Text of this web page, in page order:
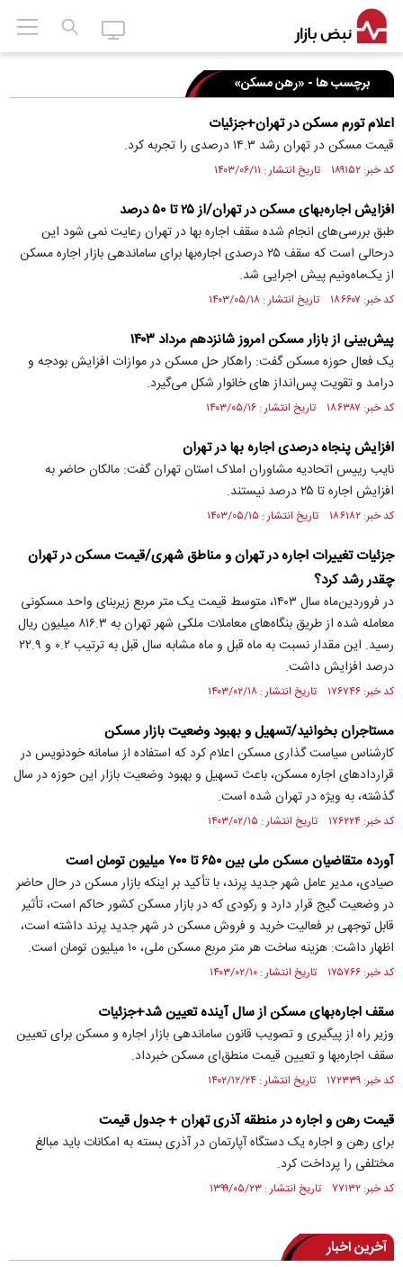
برچسب ها - «رهن مسکن»
اعلام تورم مسکن در تهران+جزئیات
قیمت مسکن در تهران رشد ۱۴.۳ درصدی را تجربه کرد.
کد خبر: ۱۸۹۱۵۲ تاریخ انتشار : ۱۴۰۳/۰۶/۱۱
افزایش اجاره‌بهای مسکن در تهران/از ۲۵ تا ۵۰ درصد
طبق بررسی‌های انجام شده سقف اجاره بها در تهران رعایت نمی شود این
درحالی است که سقف ۲۵ درصدی اجاره‌بها برای ساماندهی بازار اجاره مسکن
از یک‌ماه‌ونیم پیش اجرایی شد.
کد خبر: ۱۸۶۶۰۷ تاریخ انتشار : ۱۴۰۳/۰۵/۱۸
پیش‌بینی از بازار مسکن امروز شانزدهم مرداد ۱۴۰۳
یک فعال حوزه مسکن گفت: راهکار حل مسکن در موازات افزایش بودجه و
درامد و تقویت پس‌انداز های خانوار شکل می‌گیرد.
کد خبر: ۱۸۶۳۸۷ تاریخ انتشار : ۱۴۰۳/۰۵/۱۶
افزایش پنجاه درصدی اجاره بها در تهران
نایب رییس اتحادیه مشاوران املاک استان تهران گفت: مالکان حاضر به
افزایش اجاره تا ٢۵ درصد نیستند.
کد خبر: ۱۸۶۱۸۲ تاریخ انتشار : ۱۴۰۳/۰۵/۱۵
جزئیات تغییرات اجاره در تهران و مناطق شهری/قیمت مسکن در تهران
چقدر رشد کرد؟
در فروردین‌ماه سال ۱۴۰۳، متوسط قیمت یک متر مربع زیربنای واحد مسکونی
معامله شده از طریق بنگاه‌های معاملات ملکی شهر تهران به ۸۱۶.۳ میلیون ریال
رسید. این مقدار نسبت به ماه قبل و ماه مشابه سال قبل به ترتیب ۰.۲ و ۲۲.۹
درصد افزایش داشت.
کد خبر: ۱۷۶۷۴۶ تاریخ انتشار : ۱۴۰۳/۰۲/۱۸
مستاجران بخوانید/تسهیل و بهبود وضعیت بازار مسکن
کارشناس سیاست گذاری مسکن اعلام کرد که استفاده از سامانه خودنویس در
قراردادهای اجاره مسکن، باعث تسهیل و بهبود وضعیت بازار این حوزه در سال
گذشته، به ویژه در تهران شده است.
کد خبر: ۱۷۶۲۲۴ تاریخ انتشار : ۱۴۰۳/۰۲/۱۵
آورده متقاضیان مسکن ملی بین ۶۵۰ تا ۷۰۰ میلیون تومان است
صیادی، مدیر عامل شهر جدید پرند، با تأکید بر اینکه بازار مسکن در حال حاضر
در وضعیت گیج قرار دارد و رکودی که در بازار مسکن کشور حاکم است، تأثیر
قابل توجهی بر فعالیت خرید و فروش مسکن در شهر جدید پرند داشته است،
اظهار داشت: هزینه ساخت هر متر مربع مسکن ملی، ۱۰ میلیون تومان است.
کد خبر: ۱۷۵۷۶۶ تاریخ انتشار : ۱۴۰۳/۰۲/۱۰
سقف اجاره‌بهای مسکن از سال آینده تعیین شد+جزئیات
وزیر راه از پیگیری و تصویب قانون ساماندهی بازار اجاره و مسکن برای تعیین
سقف اجاره‌بها و تعیین قیمت منطق‌ای مسکن خبرداد.
کد خبر: ۱۷۲۳۳۹ تاریخ انتشار : ۱۴۰۲/۱۲/۲۴
قیمت رهن و اجاره در منطقه آذری تهران + جدول قیمت
برای رهن و اجاره یک دستگاه آپارتمان در آذری بسته به امکانات باید مبالغ
مختلفی را پرداخت کرد.
کد خبر: ۷۷۱۳۲ تاریخ انتشار : ۱۳۹۹/۰۵/۲۳
آخرین اخبار